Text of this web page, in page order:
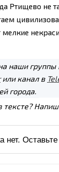
Ртищево не
мелкие
наши группы
или канал в
города.
нет.